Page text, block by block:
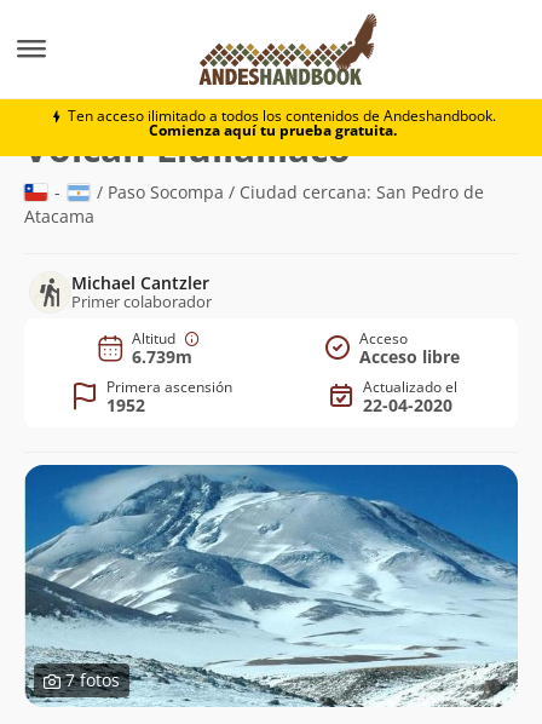
Ten acceso ilimitado a todos los contenidos de Andeshandbook.
Comienza aquí tu prueba gratuita.
Volcán Llullaillaco
Volcán Llullaillaco(6.739m)
-
/ Paso Socompa / Ciudad cercana: San Pedro de
Atacama
Michael Cantzler
Primer colaborador
Altitud
6.739m
Acceso
Acceso libre
Primera ascensión
1952
Actualizado el
22-04-2020
7 fotos